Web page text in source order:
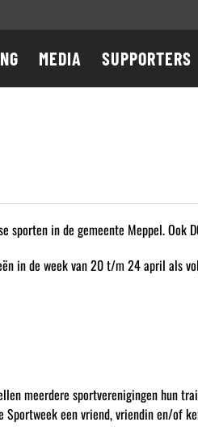
MEDIA SUPPORTERS
in de gemeente Meppel. Ook
in de week van 20 t/m 24 april als
meerdere sportverenigingen hun
een vriend, vriendin en/of